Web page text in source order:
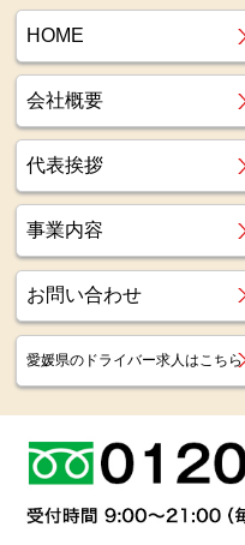
HOME
会社概要
代表挨拶
事業内容
お問い合わせ
愛媛県のドライバー求人はこちら